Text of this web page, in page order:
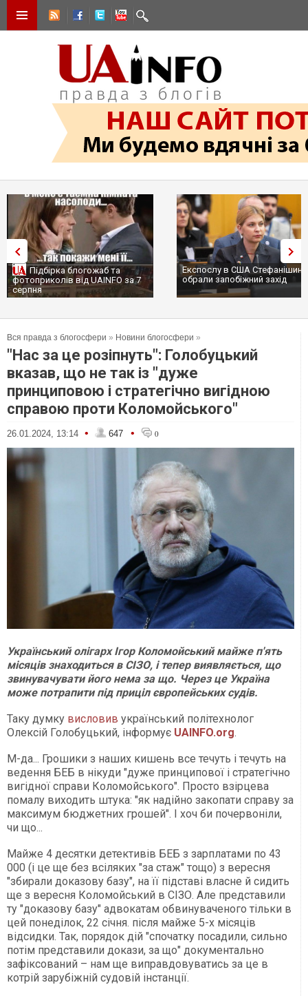
Підбірка блогожаб та
фотоприколів від UAINFO за 7
серпня
Експослу в США Стефанішиній
обрали запобіжний захід
Вся правда з блогосфери » Новини блогосфери »
"Нас за це розіпнуть": Голобуцький
вказав, що не так із "дуже
принциповою і стратегічно вигідною
справою проти Коломойського"
26.01.2024, 13:14 • 647 • 0
Український олігарх Ігор Коломойський майже п'ять
місяців знаходиться в СІЗО, і тепер виявляється, що
звинувачувати його нема за що. Через це Україна
може потрапити під приціл європейських судів.
Таку думку висловив український політехнолог
Олексій Голобуцький, інформує UAINFO.org.
М-да... Грошики з наших кишень все течуть і течуть на
ведення БЕБ в нікуди "дуже принципової і стратегічно
вигідної справи Коломойського". Просто взірцева
помалу виходить штука: "як надійно закопати справу за
максимум бюджетних грошей". І хоч би почервоніли,
чи що...
Майже 4 десятки детективів БЕБ з зарплатами по 43
000 (і це ще без всіляких "за стаж" тощо) з вересня
"збирали доказову базу", на її підставі власне й сидить
ще з вересня Коломойський в СІЗО. Але представили
ту "доказову базу" адвокатам обвинуваченого тільки в
цей понеділок, 22 січня. після майже 5-х місяців
відсидки. Так, порядок дій "спочатку посадили, сильно
потім представили докази, за що" документально
зафіксований – нам ще виправдовуватись за це в
котрій зарубіжній судовій інстанції.